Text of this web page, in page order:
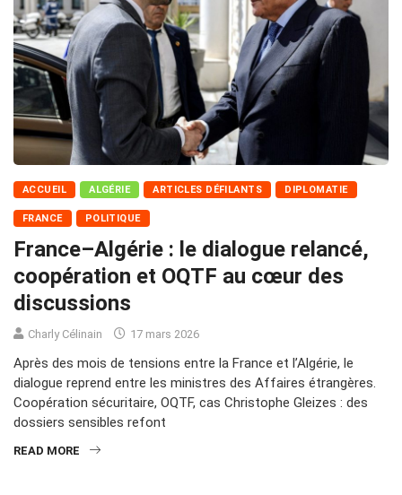
ACCUEIL ALGÉRIE ARTICLES DÉFILANTS DIPLOMATIE
FRANCE POLITIQUE
France–Algérie : le dialogue relancé,
coopération et OQTF au cœur des
discussions
Charly Célinain 17 mars 2026
Après des mois de tensions entre la France et l’Algérie, le
dialogue reprend entre les ministres des Affaires étrangères.
Coopération sécuritaire, OQTF, cas Christophe Gleizes : des
dossiers sensibles refont
READ MORE